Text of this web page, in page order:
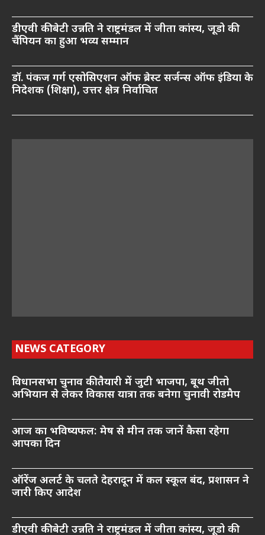
डीएवी की बेटी उन्नति ने राष्ट्रमंडल में जीता कांस्य, जूडो की
चैंपियन का हुआ भव्य सम्मान
डॉ. पंकज गर्ग एसोसिएशन ऑफ ब्रेस्ट सर्जन्स ऑफ इंडिया के
निदेशक (शिक्षा), उत्तर क्षेत्र निर्वाचित
NEWS CATEGORY
विधानसभा चुनाव की तैयारी में जुटी भाजपा, बूथ जीतो
अभियान से लेकर विकास यात्रा तक बनेगा चुनावी रोडमैप
आज का भविष्यफल: मेष से मीन तक जानें कैसा रहेगा
आपका दिन
ऑरेंज अलर्ट के चलते देहरादून में कल स्कूल बंद, प्रशासन ने
जारी किए आदेश
डीएवी की बेटी उन्नति ने राष्ट्रमंडल में जीता कांस्य, जूडो की